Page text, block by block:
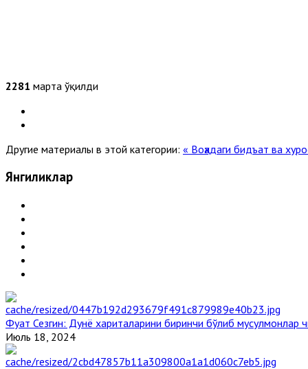
2281 марта ўқилди
Другие материалы в этой категории: « Воҳадаги бидъат ва
Янгиликлар
Фуат Сезгин: Дунё хариталарини биринчи бўлиб мусулмонлар
Июль 18, 2024